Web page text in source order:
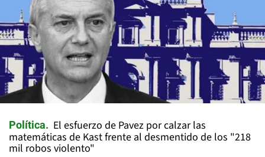
Política
El esfuerzo de Pavez por calzar las
matemáticas de Kast frente al desmentido de los "218
mil robos violento"